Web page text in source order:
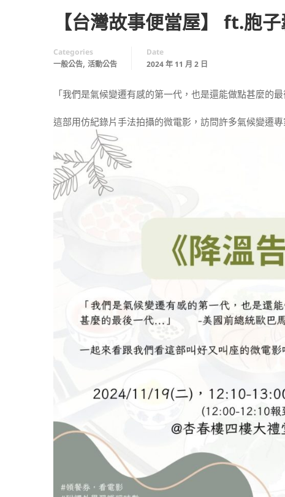
【台灣故事便當屋】 ft.胞
Categories
一般公告, 活動公告
Date
2024 年 11 月 2 日
「我們是氣候變遷有感的第一代，也是還能做點甚麼的
這部用仿紀錄片手法拍攝的微電影，訪問許多氣候變遷